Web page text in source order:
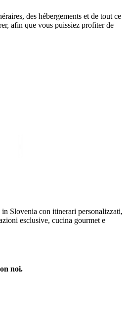
des hébergements et de tout ce
afin que vous puissiez profiter de
Slovenia con itinerari personalizzati,
esclusive, cucina gourmet e
noi.